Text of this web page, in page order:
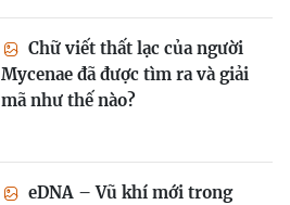
Chữ viết thất lạc của người
Mycenae đã được tìm ra và giải
mã như thế nào?
eDNA – Vũ khí mới trong